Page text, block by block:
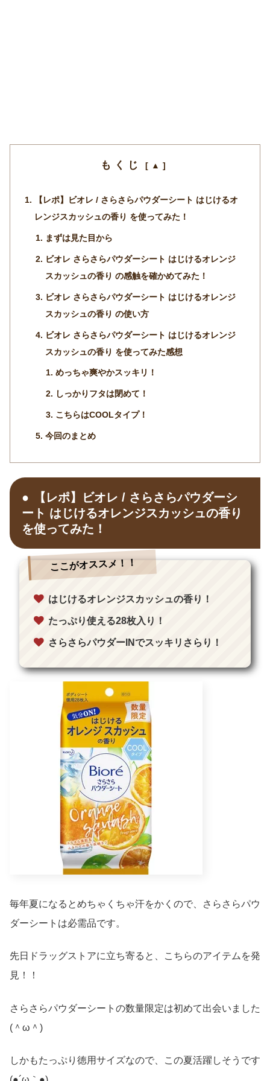
もくじ
【レポ】ビオレ / さらさらパウダーシート はじけるオ
レンジスカッシュの香り を使ってみた！
まずは見た目から
ビオレ さらさらパウダーシート はじけるオレンジ
スカッシュの香り の感触を確かめてみた！
ビオレ さらさらパウダーシート はじけるオレンジ
スカッシュの香り の使い方
ビオレ さらさらパウダーシート はじけるオレンジ
スカッシュの香り を使ってみた感想
めっちゃ爽やかスッキリ！
しっかりフタは閉めて！
こちらはCOOLタイプ！
今回のまとめ
【レポ】ビオレ / さらさらパウダーシ
ート はじけるオレンジスカッシュの香り
を使ってみた！
ここがオススメ！！
はじけるオレンジスカッシュの香り！
たっぷり使える28枚入り！
さらさらパウダーINでスッキリさらり！
毎年夏になるとめちゃくちゃ汗をかくので、さらさらパウ
ダーシートは必需品です。
先日ドラッグストアに立ち寄ると、こちらのアイテムを発
見！！
さらさらパウダーシートの数量限定は初めて出会いました
(＾ω＾)
しかもたっぷり徳用サイズなので、この夏活躍しそうです